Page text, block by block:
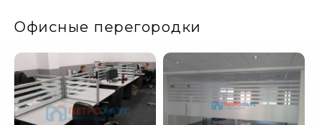
Офисные перегородки